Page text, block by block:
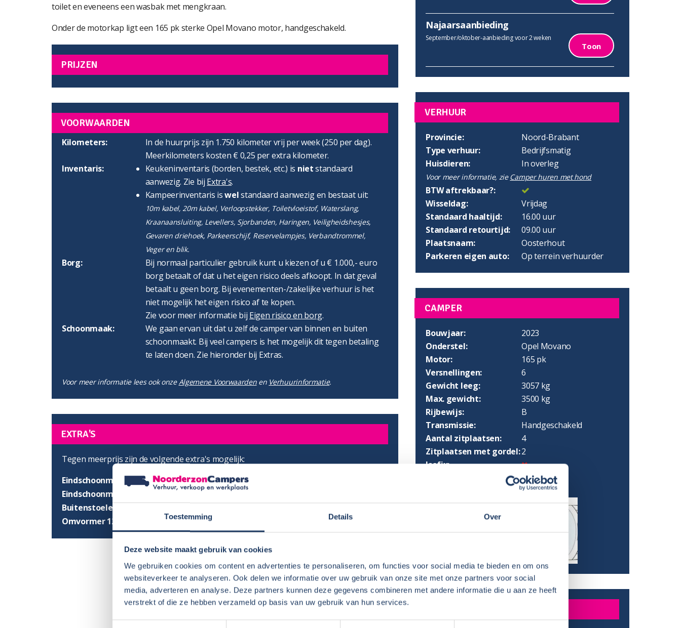
Toestemming Details Over
Deze website maakt gebruik van cookies
We gebruiken cookies om content en advertenties te personaliseren, om functies voor social media te bieden en om ons
websiteverkeer te analyseren. Ook delen we informatie over uw gebruik van onze site met onze partners voor social
media, adverteren en analyse. Deze partners kunnen deze gegevens combineren met andere informatie die u aan ze heeft
verstrekt of die ze hebben verzameld op basis van uw gebruik van hun services.
toilet en eveneens een wasbak met mengkraan.
Onder de motorkap ligt een 165 pk sterke Opel Movano motor, handgeschakeld.
PRIJZEN
VOORWAARDEN
Kilometers:
In de huurprijs zijn 1.750 kilometer vrij per week (250 per dag).
Meerkilometers kosten € 0,25 per extra kilometer.
Inventaris:
Keukeninventaris (borden, bestek, etc.) is nietstandaard
aanwezig. Zie bij Extra's.
Kampeerinventaris iswelstandaard aanwezig en bestaat uit:
10m kabel, 20m kabel, Verloopstekker, Toiletvloeistof, Waterslang,
Kraanaansluiting, Levellers, Sjorbanden, Haringen, Veiligheidshesjes,
Gevaren driehoek, Parkeerschijf, Reservelampjes, Verbandtrommel,
Veger en blik.
Borg:
Bij normaal particulier gebruik kunt u kiezen of u € 1.000,- euro
borg betaalt of dat u het eigen risico deels afkoopt. In dat geval
betaalt u geen borg. Bij evenementen-/zakelijke verhuur is het
niet mogelijk het eigen risico af te kopen.
Zie voor meer informatie bij Eigen risico en borg.
Schoonmaak:
We gaan ervan uit dat u zelf de camper van binnen en buiten
schoonmaakt. Bij veel campers is het mogelijk dit tegen betaling
te laten doen. Zie hieronder bij Extras.
Voor meer informatie lees ook onzeAlgemene Voorwaardenen Verhuurinformatie.
EXTRA'S
Tegen meerprijs zijn de volgende extra's mogelijk:
Eindschoonmaak binnen- en buitenzijde
Eindschoonmaak buitenzijde
Buitenstoelen
Omvormer 12 volt naar 230 volt
Najaarsaanbieding
September/oktober-aanbieding voor 2 weken
Toon
VERHUUR
Provincie:
Noord-Brabant
Type verhuur:
Bedrijfsmatig
Huisdieren:
In overleg
Voor meer informatie, zie Camper huren met hond
BTW aftrekbaar?:
Wisseldag:
Vrijdag
Standaard haaltijd:
16.00 uur
Standaard retourtijd:
09.00 uur
Plaatsnaam:
Oosterhout
Parkeren eigen auto:
Op terrein verhuurder
CAMPER
Bouwjaar:
2023
Onderstel:
Opel Movano
Motor:
165 pk
Versnellingen:
6
Gewicht leeg:
3057 kg
Max. gewicht:
3500 kg
Rijbewijs:
B
Transmissie:
Handgeschakeld
Aantal zitplaatsen:
4
Zitplaatsen met gordel:2
Isofix:
Aantal slaapplaatsen:
2